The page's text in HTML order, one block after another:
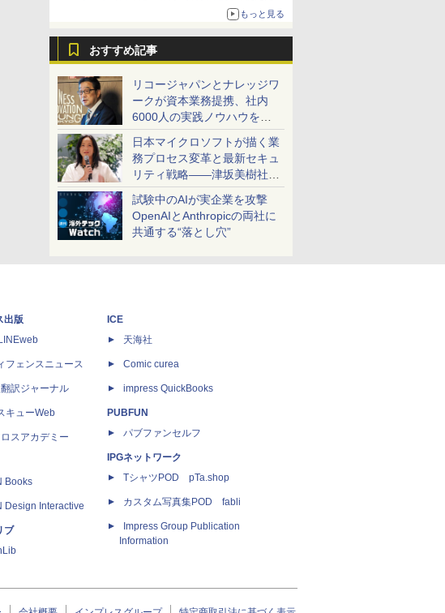
もっと見る
おすすめ記事
リコージャパンとナレッジワ
ークが資本業務提携、社内
6000人の実践ノウハウを生
かした「AI商談記録 for
RICOH」を展開へ
日本マイクロソフトが描く業
務プロセス変革と最新セキュ
リティ戦略――津坂美樹社長
が2027年度戦略を説明
試験中のAIが実企業を攻撃
OpenAIとAnthropicの両社に
共通する“落とし穴”
出版
フェンスニュース
訳ジャーナル
キューWeb
スアカデミー
Books
Design Interactive
ブ
ICE
天海社
Comic curea
impress QuickBooks
PUBFUN
パブファンセルフ
IPGネットワーク
TシャツPOD pTa.shop
カスタム写真集POD fabli
Impress Group Publication
Information